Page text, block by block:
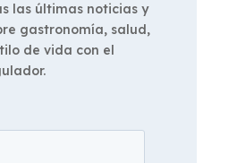
las últimas noticias y
gastronomía, salud,
de vida con el